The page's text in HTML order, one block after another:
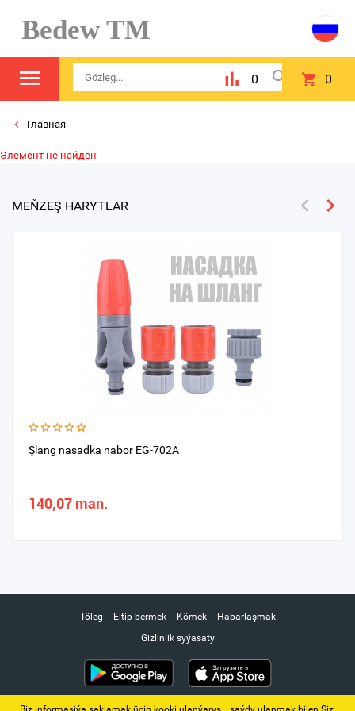
Bedew TM
0 0
Главная
Элемент не найден
MEŇZEŞ HARYTLAR
Şlang nasadka nabor EG-702A
140,07 man.
Töleg Eltip bermek Kömek
Habarlaşmak
Gizlinlik syýasaty